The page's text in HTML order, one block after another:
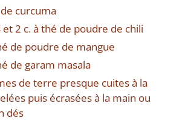
curcuma
2 c. à thé de poudre de chili
de poudre de mangue
de garam masala
de terre presque cuites à la
puis écrasées à la main ou
dés